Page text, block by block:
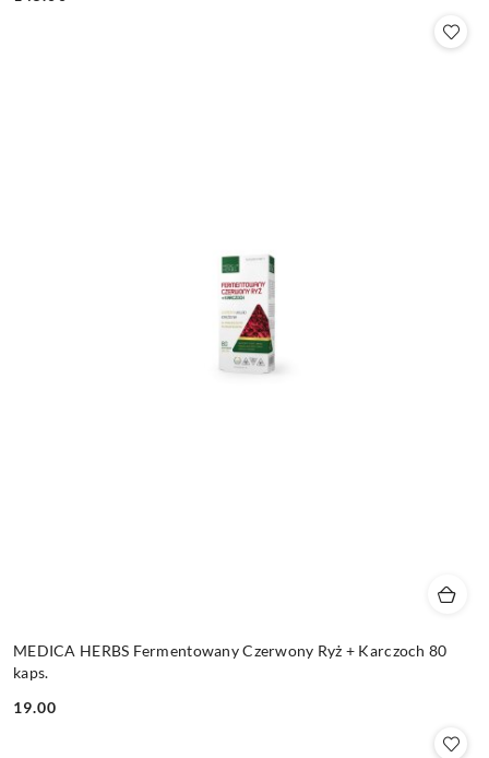
Cena:
MEDICA HERBS Fermentowany Czerwony Ryż + Karczoch 80
kaps.
Cena:
19.00